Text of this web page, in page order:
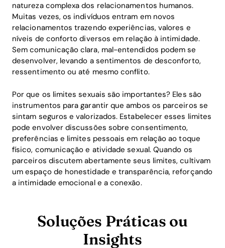
natureza complexa dos relacionamentos humanos.
Muitas vezes, os indivíduos entram em novos
relacionamentos trazendo experiências, valores e
níveis de conforto diversos em relação à intimidade.
Sem comunicação clara, mal-entendidos podem se
desenvolver, levando a sentimentos de desconforto,
ressentimento ou até mesmo conflito.
Por que os limites sexuais são importantes? Eles são
instrumentos para garantir que ambos os parceiros se
sintam seguros e valorizados. Estabelecer esses limites
pode envolver discussões sobre consentimento,
preferências e limites pessoais em relação ao toque
físico, comunicação e atividade sexual. Quando os
parceiros discutem abertamente seus limites, cultivam
um espaço de honestidade e transparência, reforçando
a intimidade emocional e a conexão.
Soluções Práticas ou
Insights